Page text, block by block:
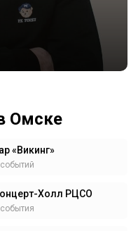
Омске
«Викинг»
Холл РЦСО